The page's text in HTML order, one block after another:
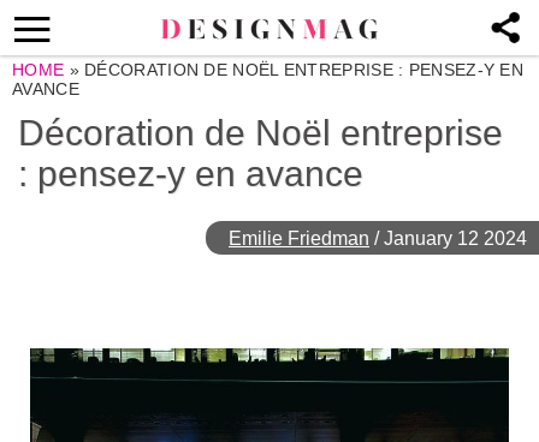
HOME » DÉCORATION DE NOËL ENTREPRISE : PENSEZ-Y EN
AVANCE
Décoration de Noël entreprise
: pensez-y en avance
Emilie Friedman /January 12 2024